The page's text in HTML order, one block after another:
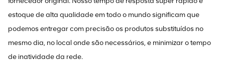
estoque de alta qualidade em todo o mundo significam que
podemos entregar com precisão os produtos substituídos no
mesmo dia, no local onde são necessários, e minimizar o tempo
de inatividade da rede.